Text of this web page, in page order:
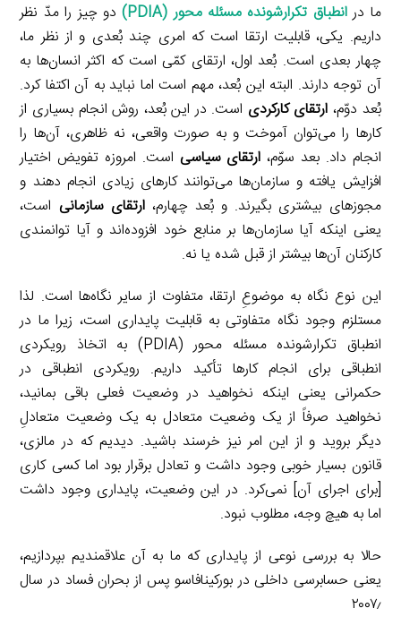
ما درانطباق تکرارشونده مسئله محور (PDIA)
دو چیز را مدّ نظر
داریم. یکی، قابلیت ارتقا است که امری چند بُعدی و از نظر ما،
چهار بعدی است. بُعد اول، ارتقای کمّی است که اکثر انسان‌ها به
آن توجه دارند. البته این بُعد، مهم است اما نباید به آن اکتفا کرد.
بُعد دوّم، ارتقای کارکردی است. در این بُعد، روش انجام بسیاری از
کارها را می‌توان آموخت و به صورت واقعی، نه ظاهری، آن‌ها را
انجام داد. بعد سوّم، ارتقای سیاسی است. امروزه تفویض اختیار
افزایش یافته و سازمان‌ها می‌توانند کارهای زیادی انجام دهند و
مجوزهای بیشتری بگیرند. و بُعد چهارم،ارتقای سازمانی است،
یعنی اینکه آیا سازمان‌ها بر منابع خود افزوده‌اند و آیا توانمندی
کارکنان آن‌ها بیشتر از قبل شده یا نه.
این نوع نگاه به موضوعِ ارتقا، متفاوت از سایر نگاه‌ها است. لذا
مستلزم وجود نگاه متفاوتی به قابلیت پایداری است، زیرا ما در
انطباق تکرارشونده مسئله محور (PDIA) به اتخاذ رویکردی
انطباقی برای انجام کارها تأکید داریم. رویکردی انطباقی در
حکمرانی یعنی اینکه نخواهید در وضعیت فعلی باقی بمانید،
نخواهید صرفاً از یک وضعیت متعادل به یک وضعیت متعادلِ
دیگر بروید و از این امر نیز خرسند باشید. دیدیم که در مالزی،
قانون بسیار خوبی وجود داشت و تعادل برقرار بود اما کسی کاری
[برای اجرای آن] نمی‌کرد. در این وضعیت، پایداری وجود داشت
اما به هیچ وجه، مطلوب نبود.
حالا به بررسی نوعی از پایداری که ما به آن علاقمندیم بپردازیم،
یعنی حسابرسی داخلی در بورکینافاسو پس از بحران فساد در سال
۲۰۰۷٫